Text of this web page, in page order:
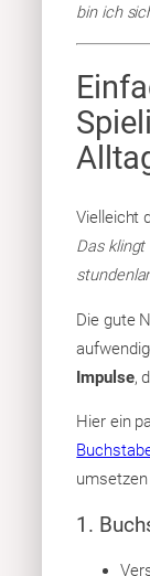
bin ich
Vielleicht
Das
Die gute
Impulse,
Hier ein
1.